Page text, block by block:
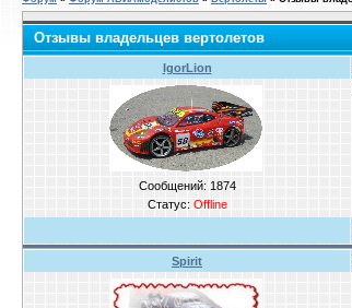
Отзывы владельцев вертолетов
IgorLion
Сообщений: 1874
Статус: Offline
Spirit